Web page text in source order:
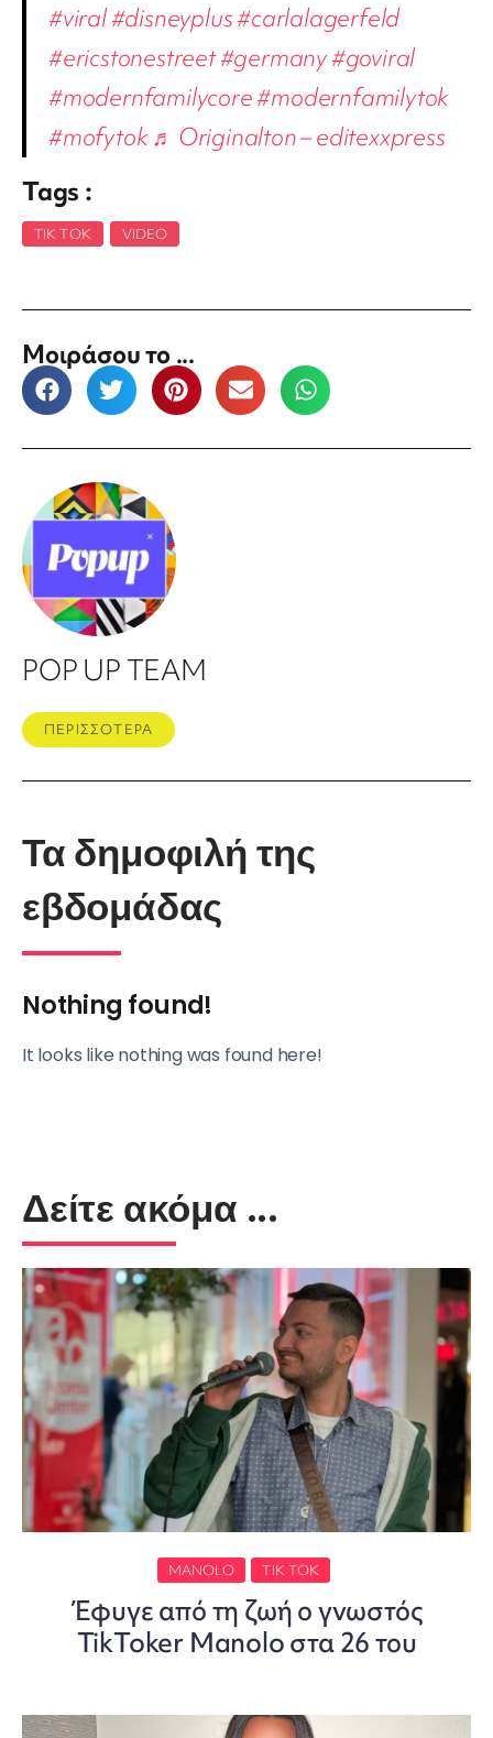
#viral#disneyplus#carlalagerfeld
#ericstonestreet#germany#goviral
#modernfamilycore#modernfamilytok
#mofytok♬ Originalton – editexxpress
Tags :
TIK TOK VIDEO
Μοιράσου το ...
POP UP TEAM
ΠΕΡΙΣΣΟΤΕΡΑ
Τα δημοφιλή της
εβδομάδας
Nothing found!
It looks like nothing was found here!
Δείτε ακόμα ...
MANOLO TIK TOK
Έφυγε από τη ζωή ο γνωστός
TikToker Manolo στα 26 του